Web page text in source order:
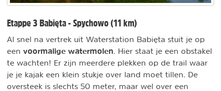
Etappe 3 Babięta - Spychowo (11 km)
Al snel na vertrek uit Waterstation Babięta stuit je op
een voormalige watermolen. Hier staat je een obstakel
te wachten! Er zijn meerdere plekken op de trail waar
je je kajak een klein stukje over land moet tillen. De
oversteek is slechts 50 meter, maar wel over een